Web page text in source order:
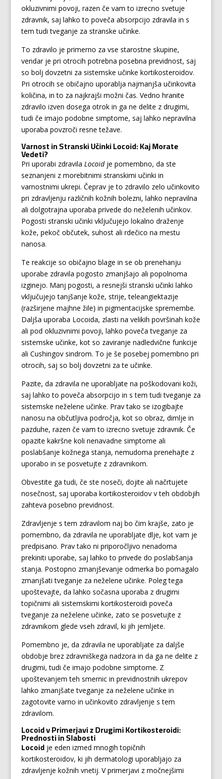
okluzivnimi povoji, razen če vam to izrecno svetuje
zdravnik, saj lahko to poveča absorpcijo zdravila in s
tem tudi tveganje za stranske učinke.
To zdravilo je primerno za vse starostne skupine,
vendar je pri otrocih potrebna posebna previdnost, saj
so bolj dovzetni za sistemske učinke kortikosteroidov.
Pri otrocih se običajno uporablja najmanjša učinkovita
količina, in to za najkrajši možni čas. Vedno hranite
zdravilo izven dosega otrok in ga ne delite z drugimi,
tudi če imajo podobne simptome, saj lahko nepravilna
uporaba povzroči resne težave.
Varnost in Stranski Učinki Locoid: Kaj Morate
Vedeti?
Pri uporabi zdravila Locoidje pomembno, da ste
seznanjeni z morebitnimi stranskimi učinki in
varnostnimi ukrepi. Čeprav je to zdravilo zelo učinkovito
pri zdravljenju različnih kožnih bolezni, lahko nepravilna
ali dolgotrajna uporaba privede do neželenih učinkov.
Pogosti stranski učinki vključujejo lokalno draženje
kože, pekoč občutek, suhost ali rdečico na mestu
nanosa.
Te reakcije so običajno blage in se ob prenehanju
uporabe zdravila pogosto zmanjšajo ali popolnoma
izginejo. Manj pogosti, a resnejši stranski učinki lahko
vključujejo tanjšanje kože, strije, teleangiektazije
(razširjene majhne žile) in pigmentacijske spremembe.
Daljša uporaba Locoida, zlasti na velikih površinah kože
ali pod okluzivnimi povoji, lahko poveča tveganje za
sistemske učinke, kot so zaviranje nadledvične funkcije
ali Cushingov sindrom. To je še posebej pomembno pri
otrocih, saj so bolj dovzetni za te učinke.
Pazite, da zdravila ne uporabljate na poškodovani koži,
saj lahko to poveča absorpcijo in s tem tudi tveganje za
sistemske neželene učinke. Prav tako se izogibajte
nanosu na občutljiva področja, kot so obraz, dimlje in
pazduhe, razen če vam to izrecno svetuje zdravnik. Če
opazite kakršne koli nenavadne simptome ali
poslabšanje kožnega stanja, nemudoma prenehajte z
uporabo in se posvetujte z zdravnikom.
Obvestite ga tudi, če ste noseči, dojite ali načrtujete
nosečnost, saj uporaba kortikosteroidov v teh obdobjih
zahteva posebno previdnost.
Zdravljenje s tem zdravilom naj bo čim krajše, zato je
pomembno, da zdravila ne uporabljate dlje, kot vam je
predpisano. Prav tako ni priporočljivo nenadoma
prekiniti uporabe, saj lahko to privede do poslabšanja
stanja. Postopno zmanjševanje odmerka bo pomagalo
zmanjšati tveganje za neželene učinke. Poleg tega
upoštevajte, da lahko sočasna uporaba z drugimi
topičnimi ali sistemskimi kortikosteroidi poveča
tveganje za neželene učinke, zato se posvetujte z
zdravnikom glede vseh zdravil, ki jih jemljete.
Pomembno je, da zdravila ne uporabljate za daljše
obdobje brez zdravniškega nadzora in da ga ne delite z
drugimi, tudi če imajo podobne simptome. Z
upoštevanjem teh smernic in previdnostnih ukrepov
lahko zmanjšate tveganje za neželene učinke in
zagotovite varno in učinkovito zdravljenje s tem
zdravilom.
Locoid v Primerjavi z Drugimi Kortikosteroidi:
Prednosti in Slabosti
Locoidje eden izmed mnogih topičnih
kortikosteroidov, ki jih dermatologi uporabljajo za
zdravljenje kožnih vnetij. V primerjavi z močnejšimi